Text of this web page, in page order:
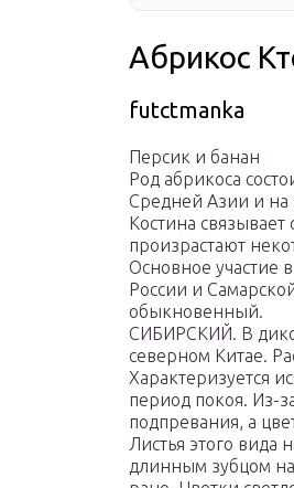
Абрикос
futctmanka
Персик и банан
Род абрикоса
Средней Азии и на
Костина
произрастают
Основное участие
России и
обыкновенный.
СИБИРСКИЙ. В
северном Китае.
Характеризуется
период покоя. Из-
подпревания, а
Листья этого
длинным зубцом